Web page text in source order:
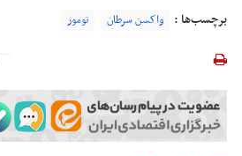
برچسب‌ها : واکسن سرطان تومور